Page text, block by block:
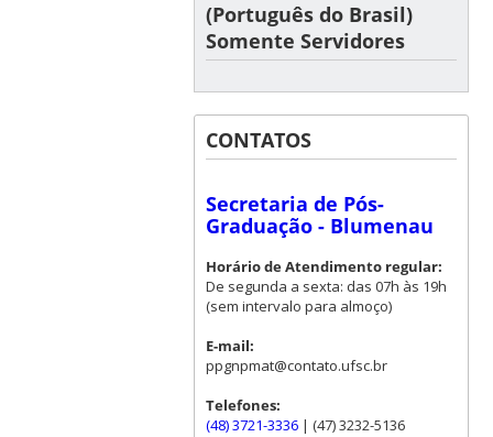
(Português do Brasil)
Somente Servidores
CONTATOS
Secretaria de Pós-
Graduação - Blumenau
Horário de Atendimento regular:
De segunda a sexta: das 07h às 19h
(sem intervalo para almoço)
E-mail:
ppgnpmat@contato.ufsc.br
Telefones:
(48) 3721-3336| (47) 3232-5136